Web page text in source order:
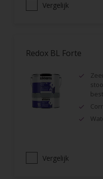
Vergelijk
Redox BL Forte
Vergelijk